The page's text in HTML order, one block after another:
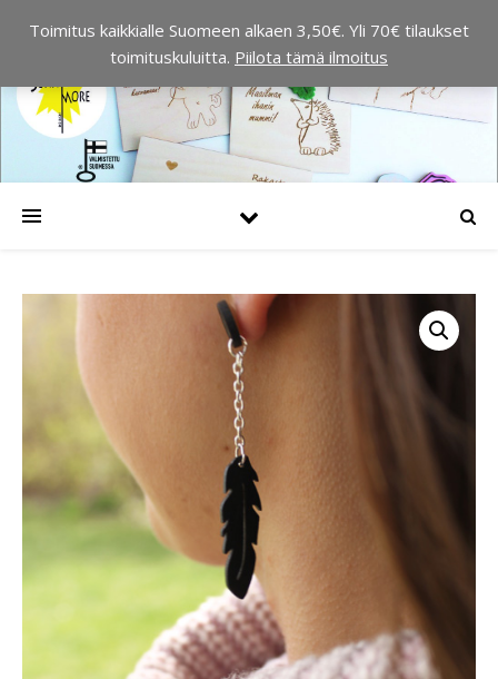
Toimitus kaikkialle Suomeen alkaen 3,50€. Yli 70€ tilaukset
toimituskuluitta. Piilota tämä ilmoitus